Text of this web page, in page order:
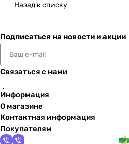
Назад к списку
Подписаться на новости и акции
Связаться с нами
Информация
О магазине
Контактная информация
Покупателям